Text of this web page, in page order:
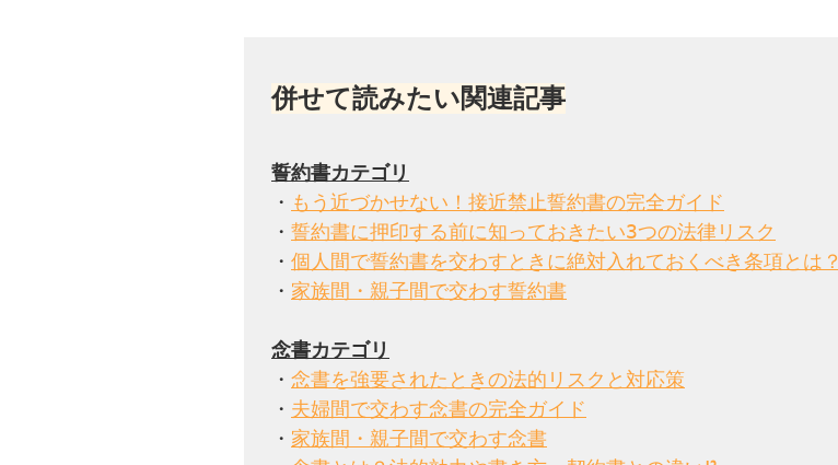
併せて読みたい関連記事
・ もう近づかせない！接近禁止誓約書の完全ガイド
・ 誓約書に押印する前に知っておきたい3つの法律リスク
・ 個人間で誓約書を交わすときに絶対入れておくべき条項とは？
・ 家族間・親子間で交わす誓約書
・ 念書を強要されたときの法的リスクと対応策
・ 夫婦間で交わす念書の完全ガイド
・ 家族間・親子間で交わす念書